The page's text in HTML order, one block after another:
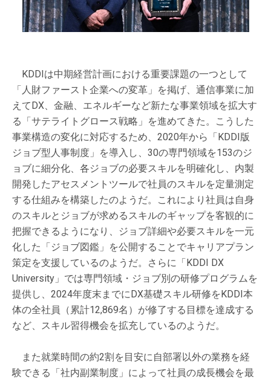
KDDIは中期経営計画における重要課題の一つとして
「人財ファースト企業への変革」を掲げ、通信事業に加
えてDX、金融、エネルギーなど新たな事業領域を拡大す
る「サテライトグロース戦略」を進めてきた。こうした
事業構造の変化に対応するため、2020年から「KDDI版
ジョブ型人事制度」を導入し、30の専門領域を153のジ
ョブに細分化、各ジョブの必要スキルを明確化し、内製
開発したアセスメントツールで社員のスキルを定量測定
する仕組みを構築したのようだ。これにより社員は自身
のスキルとジョブが求めるスキルのギャップを客観的に
把握できるようになり、ジョブ詳細や必要スキルを一元
化した「ジョブ図鑑」を公開することでキャリアプラン
策定を支援しているのようだ。さらに「KDDI DX
University」では専門領域・ジョブ別の研修プログラムを
提供し、2024年度末までにDX基礎スキル研修をKDDI本
体の全社員（累計12,869名）が修了する目標を達成する
など、スキル習得機会を拡充しているのようだ。
また就業時間の約2割を目安に自部署以外の業務を経
験できる「社内副業制度」によって社員の成長機会を最